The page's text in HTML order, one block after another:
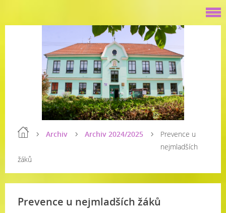
Archiv Archiv 2024/2025
Prevence u
nejmladších
žáků
Prevence u nejmladších žáků